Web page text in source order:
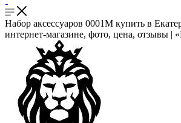
Набор аксессуаров 0001М купить в
интернет-магазине, фото, цена, отзывы